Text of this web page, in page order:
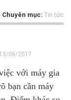
Chuyên mục: Tin tức
06/2017
với máy gia
bạn cần máy